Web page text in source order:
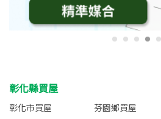
彰化縣買屋
彰化市買屋 芬園鄉買屋